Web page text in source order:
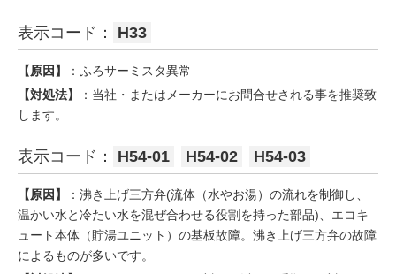
表示コード： H33
【原因】
：ふろサーミスタ異常
【対処法】
：当社・またはメーカーにお問合せされる事を推奨致
します。
表示コード： H54-01 H54-02 H54-03
【原因】
：沸き上げ三方弁(流体（水やお湯）の流れを制御し、
温かい水と冷たい水を混ぜ合わせる役割を持った部品)、エコキ
ュート本体（貯湯ユニット）の基板故障。沸き上げ三方弁の故障
によるものが多いです。